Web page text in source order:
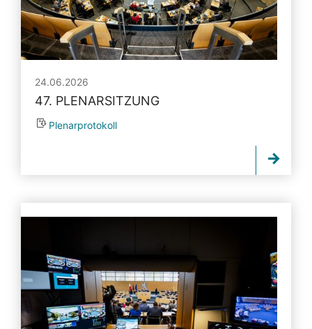
24.06.2026
47. PLENARSITZUNG
Plenarprotokoll